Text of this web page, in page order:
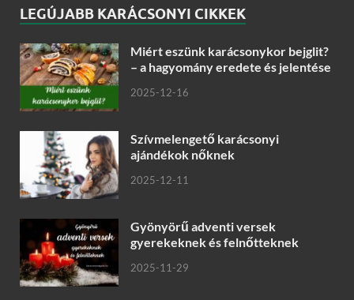
LEGÚJABB KARÁCSONYI CIKKEK
Miért eszünk karácsonykor bejglit?
– a hagyomány eredete és jelentése
2025-12-16
Szívmelengető karácsonyi
ajándékok nőknek
2025-12-11
Gyönyörű adventi versek
gyerekeknek és felnőtteknek
2025-11-29